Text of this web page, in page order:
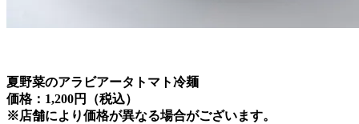
夏野菜のアラビアータトマト冷麺
価格：1,200円（税込）
※店舗により価格が異なる場合がございます。